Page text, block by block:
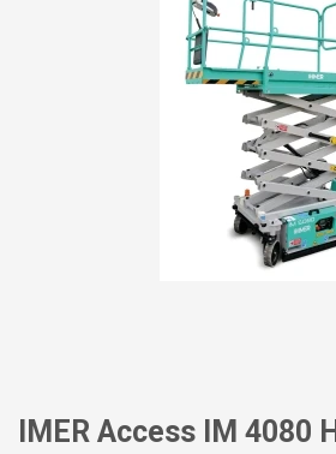
IMER Access IM 4080 H